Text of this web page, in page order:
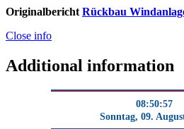
Originalbericht Rückbau
Close info
Additional information
08:50:58
Sonntag, 09.